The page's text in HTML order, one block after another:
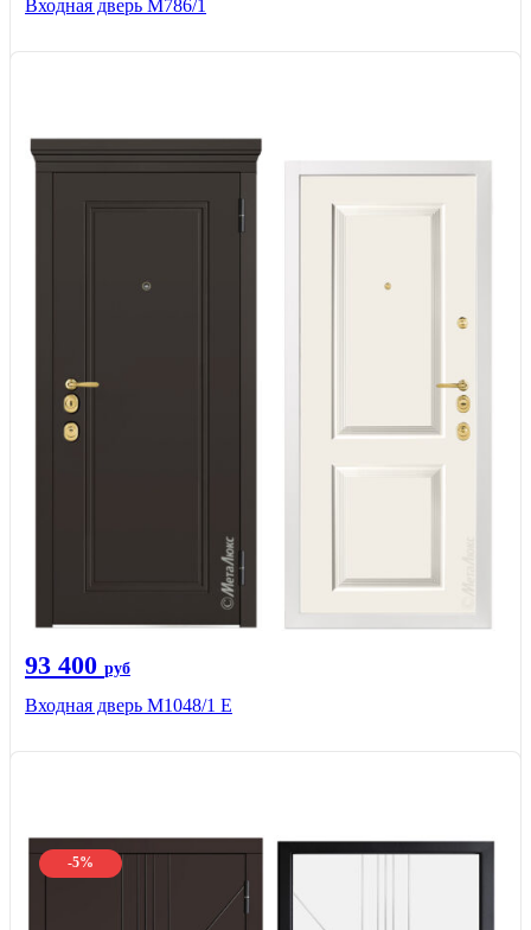
Входная дверь М786/1
93 400 руб
Входная дверь М1048/1 Е
-5%